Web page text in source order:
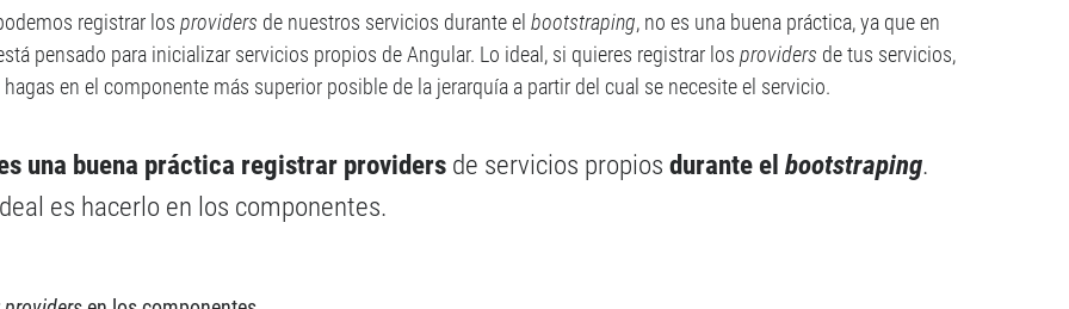
registrar losproviders de nuestros servicios durante elbootstraping, no es una buena práctica, ya que en
pensado para inicializar servicios propios de Angular. Lo ideal, si quieres registrar losproviders de tus servicios,
en el componente más superior posible de la jerarquía a partir del cual se necesite el servicio.
una buena práctica registrar providers de servicios propiosdurante elbootstraping.
es hacerlo en los componentes.